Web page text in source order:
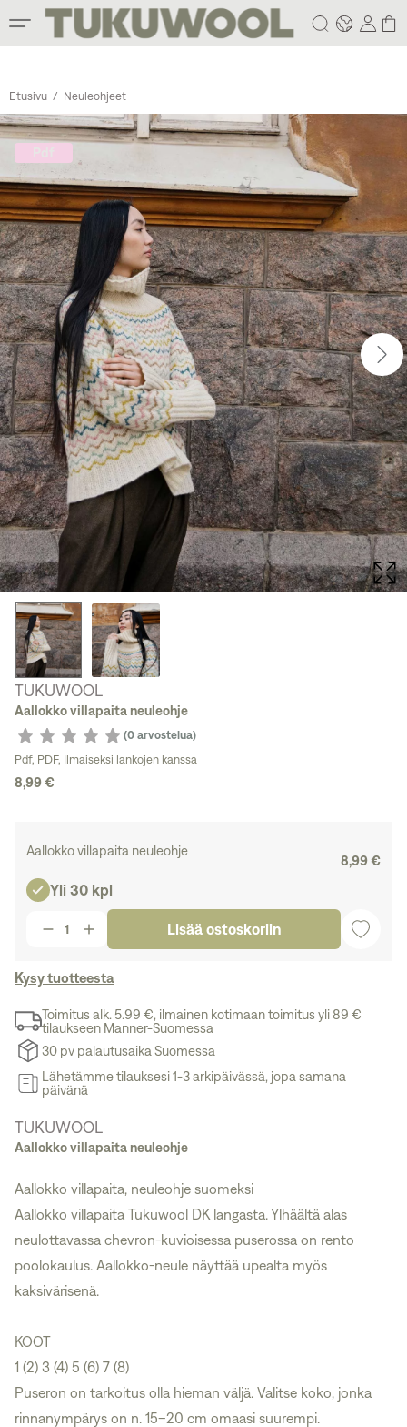
Etusivu / Neuleohjeet
TUKUWOOL
Aallokko villapaita neuleohje
(0 arvostelua)
Pdf, PDF, Ilmaiseksi lankojen kanssa
8,99 €
Aallokko villapaita neuleohje
8,99 €
Yli 30 kpl
Lisää ostoskoriin
Kysy tuotteesta
Toimitus alk. 5.99 €, ilmainen kotimaan toimitus yli 89 €
tilaukseen Manner-Suomessa
30 pv palautusaika Suomessa
Lähetämme tilauksesi 1-3 arkipäivässä, jopa samana
päivänä
TUKUWOOL
Aallokko villapaita neuleohje
Aallokko villapaita, neuleohje suomeksi
Aallokko villapaita Tukuwool DK langasta. Ylhäältä alas
neulottavassa chevron-kuvioisessa puserossa on rento
poolokaulus. Aallokko-neule näyttää upealta myös
kaksivärisenä.
KOOT
1 (2) 3 (4) 5 (6) 7 (8)
Puseron on tarkoitus olla hieman väljä. Valitse koko, jonka
rinnanympärys on n. 15–20 cm omaasi suurempi.